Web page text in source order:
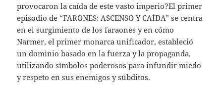
provocaron la caída de este vasto imperio?El primer
episodio de “FARONES: ASCENSO Y CAÍDA” se centra
en el surgimiento de los faraones y en cómo
Narmer, el primer monarca unificador, estableció
un dominio basado en la fuerza y la propaganda,
utilizando símbolos poderosos para infundir miedo
y respeto en sus enemigos y súbditos.